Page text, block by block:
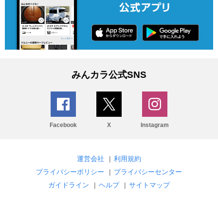
みんカラ公式SNS
Facebook X Instagram
運営会社 | 利用規約
プライバシーポリシー
| プライバシーセンター
ガイドライン
| ヘルプ | サイトマップ